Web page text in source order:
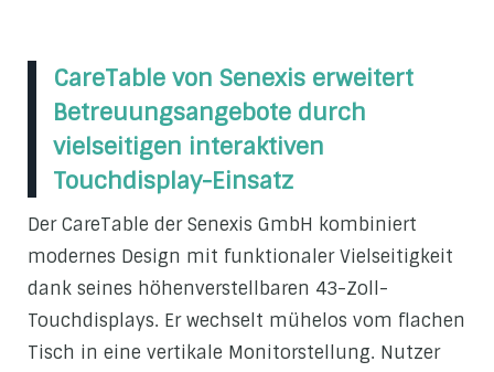
CareTable von Senexis erweitert
Betreuungsangebote durch
vielseitigen interaktiven
Touchdisplay-Einsatz
Der CareTable der Senexis GmbH kombiniert
modernes Design mit funktionaler Vielseitigkeit
dank seines höhenverstellbaren 43-Zoll-
Touchdisplays. Er wechselt mühelos vom flachen
Tisch in eine vertikale Monitorstellung. Nutzer